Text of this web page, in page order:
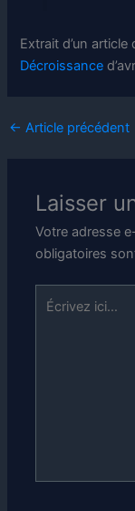
Extrait d’un
Décroissance
← Article précédent
Laisser
Votre adresse
obligatoires
Écrivez
ici…